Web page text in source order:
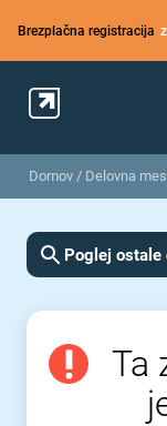
Brezplačna registracija
Domov / Delovna
Poglej ostale
Ta